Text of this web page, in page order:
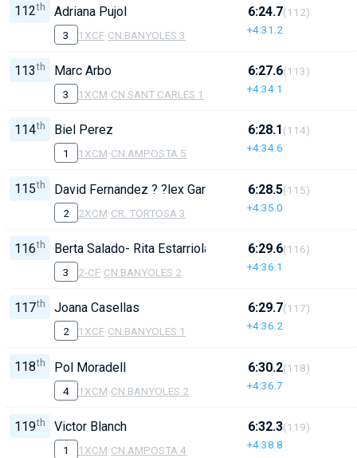
112th Adriana Pujol
3 1XCF·CN.BANYOLES 3
6:24.7
+4:31.2
(112)
113 th Marc Arbo
3 1XCM·CN.SANT CARLES 1
6:27.6
+4:34.1
(113)
114th Biel Perez
1 1XCM·CN.AMPOSTA 5
6:28.1
+4:34.6
(114)
115th David Fernandez ? ?lex Gar?
2 2XCM·CR. TORTOSA 3
6:28.5
+4:35.0
(115)
116th Berta Salado- Rita Estarriola
3 2-CF·CN.BANYOLES 2
6:29.6
+4:36.1
(116)
117th Joana Casellas
2 1XCF·CN.BANYOLES 1
6:29.7
+4:36.2
(117)
118th Pol Moradell
4 1XCM·CN.BANYOLES 2
6:30.2
+4:36.7
(118)
119th Victor Blanch
1 1XCM·CN.AMPOSTA 4
6:32.3
+4:38.8
(119)